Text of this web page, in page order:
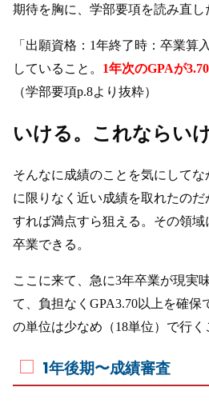
期待を胸に、学部要項を読み直し
「出願資格：1年終了時：卒業算
していること。 1年次のGPAが
（学部要項p.8より抜粋）
いける。これならい
そんなに成績のことを気にして
に限りなく近い成績を取れたの
すれば満点すら狙える。その領
卒業できる。
ここに来て、急に3年卒業が現実
て、負担なくGPA3.70以上を確保
の単位は少なめ（18単位）で行く
1年後期〜成績審査